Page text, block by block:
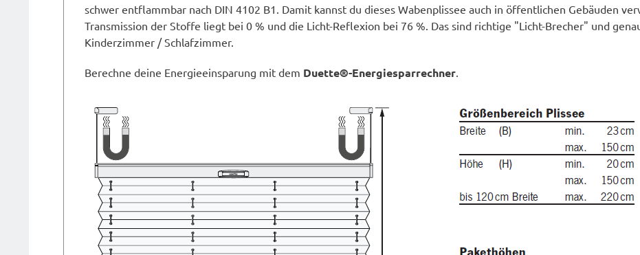
schwer entflammbar nach DIN 4102 B1. Damit kannst du dieses Wabenplissee auch in öffentlichen Gebäuden
Transmission der Stoffe liegt bei 0 % und die Licht-Reflexion bei 76 %. Das sind richtige "Licht-Brecher" und
Kinderzimmer / Schlafzimmer.
Berechne deine Energieeinsparung mit dem Duette®-Energiesparrechner.